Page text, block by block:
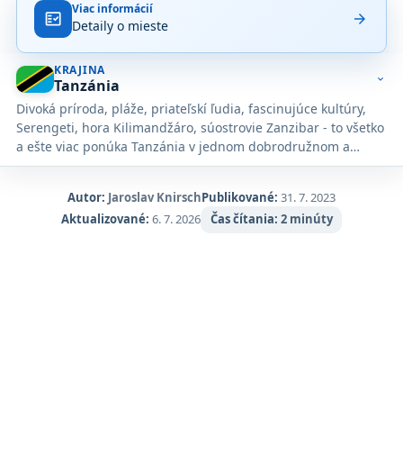
na
základe
8
hodnotení
na
Google
Maps.
fact_check Viac informácií
Detaily o mieste arrow_forward
KRAJINA
Tanzánia
Divoká príroda, pláže, priateľskí ľudia, fascinujúce kultúry,
Serengeti, hora Kilimandžáro, súostrovie Zanzibar - to všetko
a ešte viac ponúka Tanzánia v jednom dobrodružnom a
príjemnom balení.
expand_more
Autor: Jaroslav KnirschPublikované: 31. 7. 2023
Aktualizované: 6. 7. 2026 Čas čítania: 2 minúty